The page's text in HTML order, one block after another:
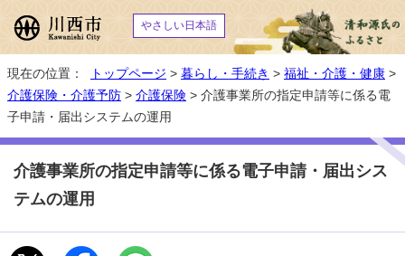
やさしい日本語
現在の位置： トップページ > 暮らし・手続き > 福祉・介護・健康 >
介護保険・介護予防 > 介護保険 > 介護事業所の指定申請等に係る電
子申請・届出システムの運用
介護事業所の指定申請等に係る電子申請・届出シス
テムの運用